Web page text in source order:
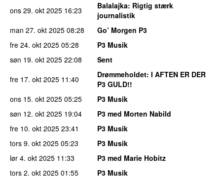
ons 29. okt 2025 16:23 Balalajka: Rigtig stærk
journalistik
man 27. okt 2025 08:28
Go’ Morgen P3
fre 24. okt 2025 05:28
P3 Musik
søn 19. okt 2025 22:08
Sent
fre 17. okt 2025 11:40 Drømmeholdet: I AFTEN ER DER
P3 GULD!!
ons 15. okt 2025 05:25
P3 Musik
søn 12. okt 2025 19:04
P3 med Morten Nabild
fre 10. okt 2025 23:41
P3 Musik
tors 9. okt 2025 05:23
P3 Musik
lør 4. okt 2025 11:33
P3 med Marie Hobitz
tors 2. okt 2025 01:55
P3 Musik